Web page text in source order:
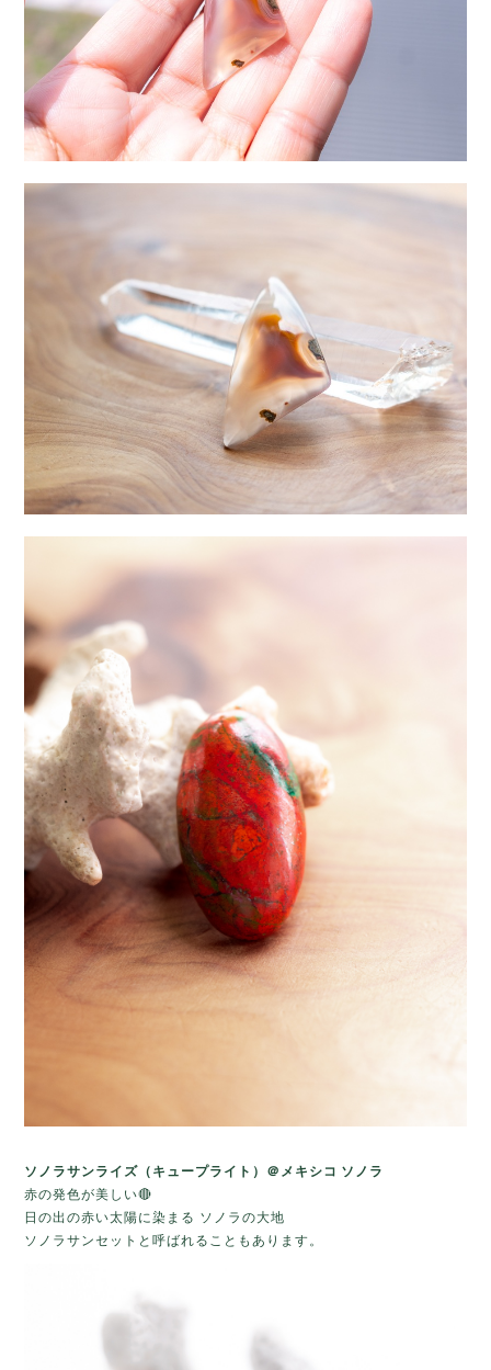
ソノラサンライズ（キュープライト）＠メキシコ ソノラ
赤の発色が美しい🔴
日の出の赤い太陽に染まる ソノラの大地
ソノラサンセットと呼ばれることもあります。